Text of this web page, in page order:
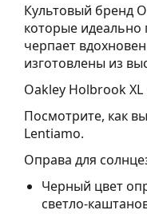
Культовый бренд
которые идеально
черпает
изготовлены из
Oakley Holbrook XL
Посмотрите, как
Lentiamo.
Оправа для
Черный цвет
светло-